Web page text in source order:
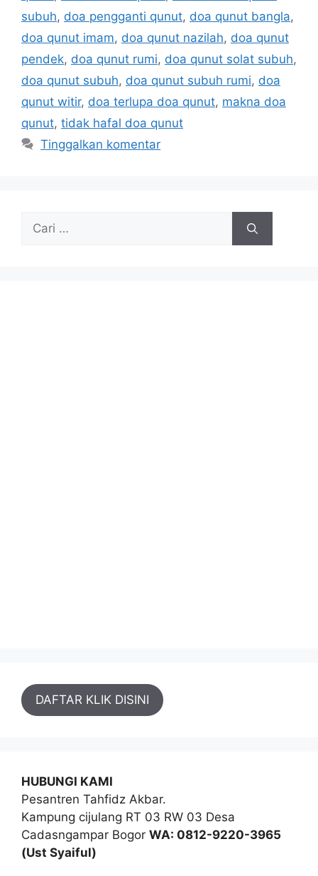
subuh, doa pengganti qunut, doa qunut bangla,
doa qunut imam, doa qunut nazilah, doa qunut
pendek, doa qunut rumi, doa qunut solat subuh,
doa qunut subuh, doa qunut subuh rumi, doa
qunut witir, doa terlupa doa qunut, makna doa
qunut, tidak hafal doa qunut
Tinggalkan komentar
Cari
DAFTAR KLIK DISINI
HUBUNGI KAMI
Pesantren Tahfidz Akbar.
Kampung cijulang RT 03 RW 03 Desa
Cadasngampar Bogor WA: 0812-9220-3965
(Ust Syaiful)